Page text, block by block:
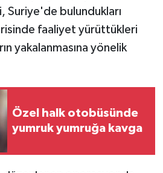
Suriye'de bulundukları
faaliyet yürüttükleri
yakalanmasına yönelik
Özel halk otobüsünde
yumruk yumruğa kavga